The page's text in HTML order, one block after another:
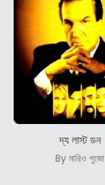
দ্য লাস্ট ডন
By মারিও পুজো